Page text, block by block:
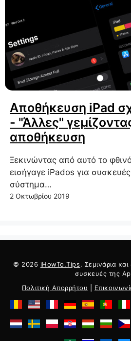
Αποθήκευση iPad
- "Άλλες"
αποθήκευση
Ξεκινώντας από αυτό το
εισήγαγε iPados για
σύστημα…
2 Οκτωβρίου 2019
© 2026 iHowTo.Tips. Σεμινάρια και
συσκευές της
Πολιτική Απορρήτου